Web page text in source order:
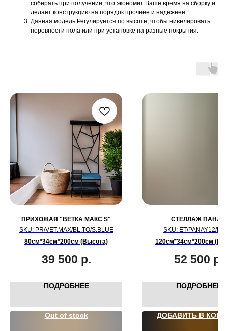
собирать при получении, что экономит Ваше время на сборку и
делает конструкцию на порядок прочнее и надежнее.
Данная модель Регулируется по высоте, чтобы нивелировать
неровности пола или при установке на разные покрытия.
ПРИХОЖАЯ "ВЕТКА МАКС S"
SKU: PR/VET.MAX/BL.TO/S.BLUE
80см*34см*200см (Высота)
39 500 р.
ПОДРОБНЕЕ
Out of stock
СТЕЛЛАЖ ПАНАЙ
SKU: ET/PANAY12/
120см*34см*200см
52 500 р.
ПОДРОБНЕЕ
ДОБАВИТЬ В